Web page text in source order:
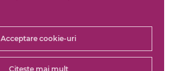
Acceptare cookie-uri
Citește mai mult